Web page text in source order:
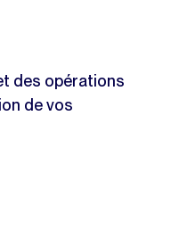
des opérations
de vos